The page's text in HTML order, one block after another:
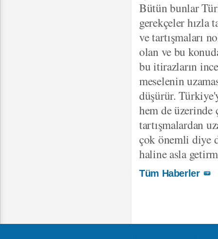
Bütün bunlar
gerekçeler hızla
ve tartışmaları
olan ve bu
bu itirazların
meselenin
düşürür.
hem de üzerinde
tartışmalardan
çok önemli diye
haline asla
Tüm Haberler